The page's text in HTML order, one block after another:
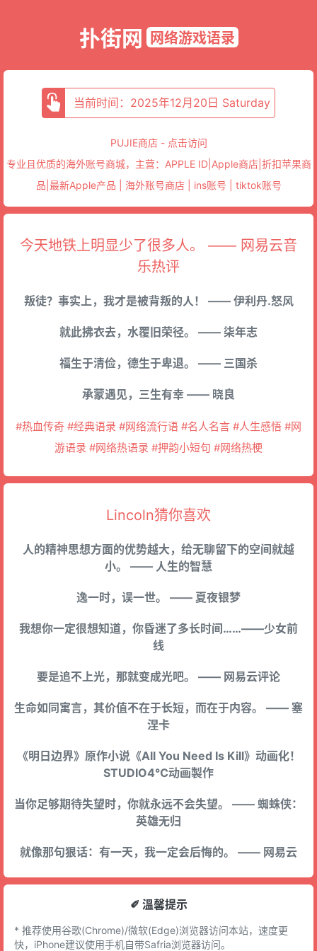
扑街网 网络游戏语录
当前时间：2025年12月20日 Saturday
PUJIE商店 - 点击访问
专业且优质的海外账号商城，主营：APPLE ID|Apple商店|折扣苹果商
品|最新Apple产品 | 海外账号商店 | ins账号 | tiktok账号
今天地铁上明显少了很多人。 —— 网易云音
乐热评
叛徒？事实上，我才是被背叛的人！ —— 伊利丹.怒风
就此拂衣去，水覆旧荣径。 —— 柒年志
福生于清俭，德生于卑退。 —— 三国杀
承蒙遇见，三生有幸 —— 晓良
#热血传奇 #经典语录 #网络流行语 #名人名言 #人生感悟 #网
游语录 #网络热语录 #押韵小短句 #网络热梗
Lincoln猜你喜欢
人的精神思想方面的优势越大，给无聊留下的空间就越
小。 —— 人生的智慧
逸一时，误一世。 —— 夏夜银梦
我想你一定很想知道，你昏迷了多长时间……——少女前
线
要是追不上光，那就变成光吧。 —— 网易云评论
生命如同寓言，其价值不在于长短，而在于内容。 —— 塞
涅卡
《明日边界》原作小说《All You Need Is Kill》动画化！
STUDIO4℃动画製作
当你足够期待失望时，你就永远不会失望。 —— 蜘蛛侠：
英雄无归
就像那句狠话：有一天，我一定会后悔的。 —— 网易云
✐ 溫馨提示
* 推荐使用谷歌(Chrome)/微软(Edge)浏览器访问本站，速度更
快，iPhone建议使用手机自带Safria浏览器访问。